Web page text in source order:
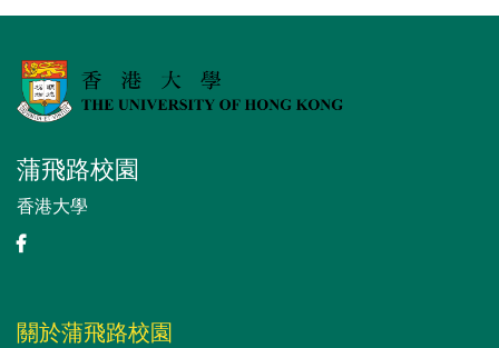
蒲飛路校園
香港大學
關於蒲飛路校園